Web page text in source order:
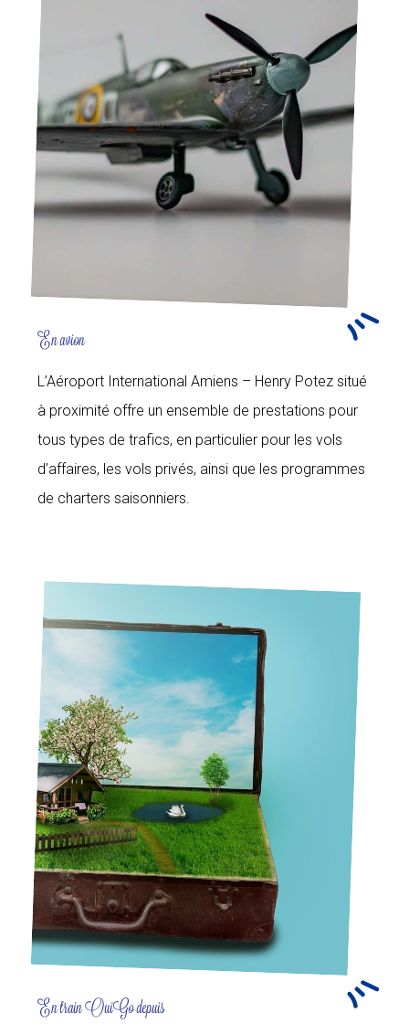
En avion
L’Aéroport International Amiens – Henry Potez situé
à proximité offre un ensemble de prestations pour
tous types de trafics, en particulier pour les vols
d’affaires, les vols privés, ainsi que les programmes
de charters saisonniers.
En train OuiGo depuis